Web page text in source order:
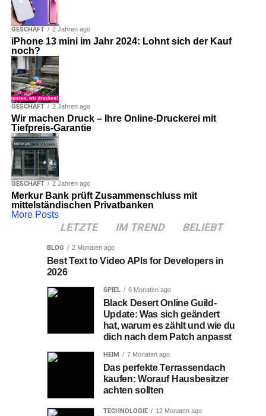
GESCHÄFT 2 Jahren ago
iPhone 13 mini im Jahr 2024: Lohnt sich der Kauf
noch?
GESCHÄFT 2 Jahren ago
Wir machen Druck – Ihre Online-Druckerei mit
Tiefpreis-Garantie
GESCHÄFT 2 Jahren ago
Merkur Bank prüft Zusammenschluss mit
mittelständischen Privatbanken
More Posts
LETZTE IM TREND BELIEBT
BLOG 2 Monaten ago
Best Text to Video APIs for Developers in
2026
SPIEL 6 Monaten ago
Black Desert Online Guild-
Update: Was sich geändert
hat, warum es zählt und wie du
dich nach dem Patch anpasst
HEIM 7 Monaten ago
Das perfekte Terrassendach
kaufen: Worauf Hausbesitzer
achten sollten
TECHNOLOGIE 12 Monaten ago